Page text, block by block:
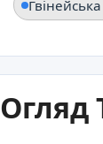
Огляд